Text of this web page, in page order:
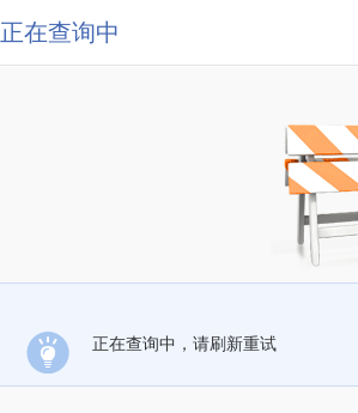
正在查询中
正在查询中，请刷新重试